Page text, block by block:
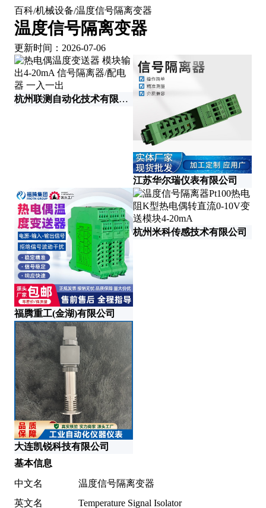
百科/机械设备/温度信号隔离变器
温度信号隔离变器
更新时间：2026-07-06
杭州联测自动化技术有限公司
江苏华尔瑞仪表有限公司
福腾重工(金湖)有限公司
杭州米科传感技术有限公司
大连凯锐科技有限公司
基本信息
中文名
温度信号隔离变器
英文名
Temperature Signal Isolator